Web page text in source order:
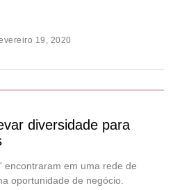
19, 2020
diversidade para
encontraram em uma rede de
oportunidade de negócio.